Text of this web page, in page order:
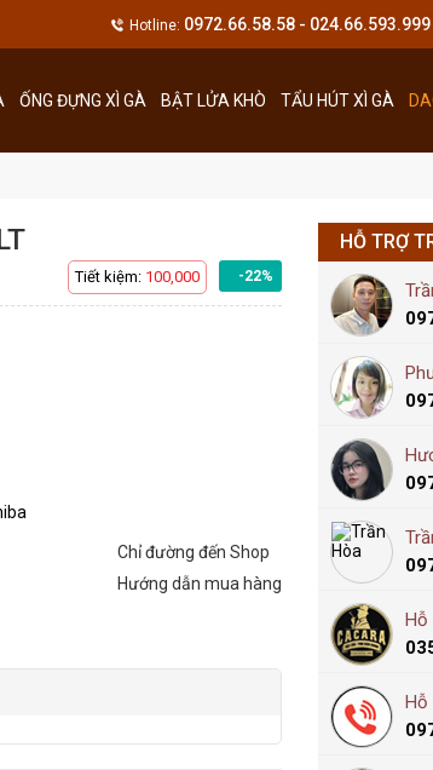
ỐNG ĐỰNG XÌ GÀ BẬT LỬA KHÒ TẨU HÚT XÌ GÀ
-22%
Tiết kiệm: 100,000
Chỉ đường đến Shop
Hướng dẫn mua hàng
HỖ TRỢ
Hỗ
Hỗ
Hotline: 0972.66.58.58 - 024.66.593.999